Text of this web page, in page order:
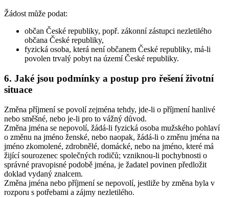
Žádost může podat:
občan České republiky, popř. zákonní zástupci nezletilého
občana České republiky,
fyzická osoba, která není občanem České republiky, má-li
povolen trvalý pobyt na území České republiky.
6. Jaké jsou podmínky a postup pro řešení životní
situace
Změna příjmení se povolí zejména tehdy, jde-li o příjmení hanlivé
nebo směšné, nebo je-li pro to vážný důvod.
Změna jména se nepovolí, žádá-li fyzická osoba mužského pohlaví
o změnu na jméno ženské, nebo naopak, žádá-li o změnu jména na
jméno zkomolené, zdrobnělé, domácké, nebo na jméno, které má
žijící sourozenec společných rodičů; vzniknou-li pochybnosti o
správné pravopisné podobě jména, je žadatel povinen předložit
doklad vydaný znalcem.
Změna jména nebo příjmení se nepovolí, jestliže by změna byla v
rozporu s potřebami a zájmy nezletilého.